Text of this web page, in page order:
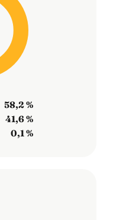
58,2 %
41,6 %
0,1 %